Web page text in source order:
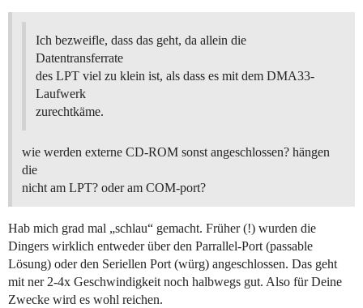
Ich bezweifle, dass das geht, da allein die
Datentransferrate
des LPT viel zu klein ist, als dass es mit dem DMA33-
Laufwerk
zurechtkäme.
wie werden externe CD-ROM sonst angeschlossen? hängen
die
nicht am LPT? oder am COM-port?
Hab mich grad mal „schlau“ gemacht. Früher (!) wurden die
Dingers wirklich entweder über den Parrallel-Port (passable
Lösung) oder den Seriellen Port (würg) angeschlossen. Das geht
mit ner 2-4x Geschwindigkeit noch halbwegs gut. Also für Deine
Zwecke wird es wohl reichen.